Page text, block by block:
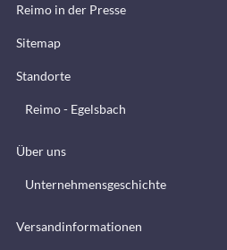
Reimo in der Presse
Sitemap
Standorte
Reimo - Egelsbach
Über uns
Unternehmensgeschichte
Versandinformationen